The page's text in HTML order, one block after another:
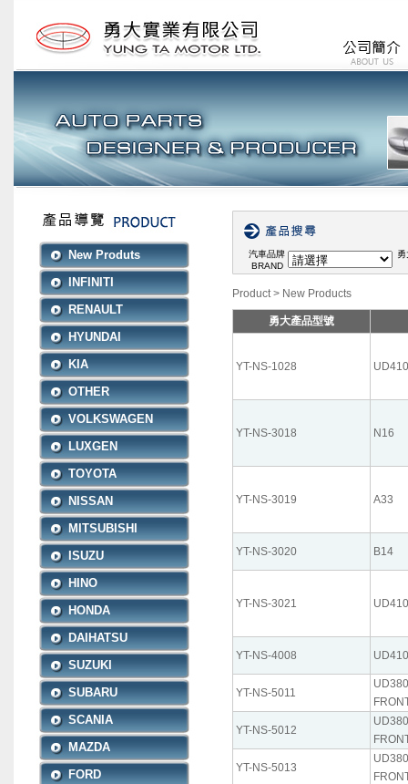
New Produts
INFINITI
RENAULT
HYUNDAI
KIA
OTHER
VOLKSWAGEN
LUXGEN
TOYOTA
NISSAN
MITSUBISHI
ISUZU
HINO
HONDA
DAIHATSU
SUZUKI
SUBARU
SCANIA
MAZDA
FORD
汽車品牌
BRAND
Product> New Products
勇大產品型號
YT-NS-1028 UD410
YT-NS-3018 N16
YT-NS-3019 A33
YT-NS-3020 B14
YT-NS-3021 UD410
YT-NS-4008 UD410
YT-NS-5011
UD380
YT-NS-5012
UD380
YT-NS-5013
UD380